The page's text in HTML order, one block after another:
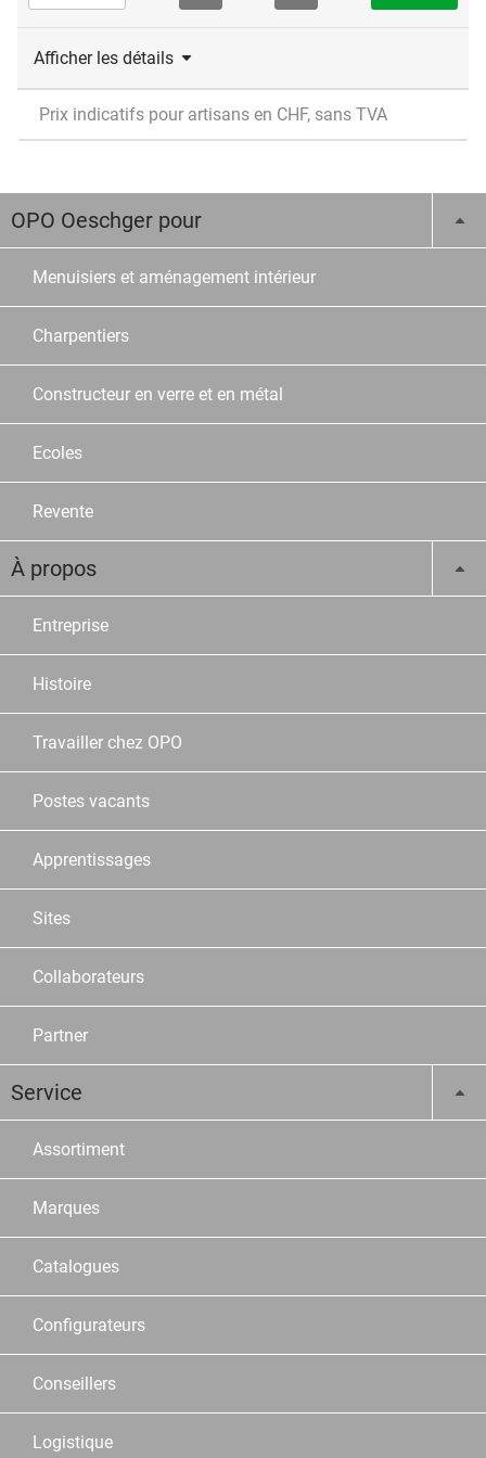
Afficher les détails
Prix indicatifs pour artisans en CHF, sans TVA
OPO Oeschger pour
Menuisiers et aménagement intérieur
Charpentiers
Constructeur en verre et en métal
Ecoles
Revente
À propos
Entreprise
Histoire
Travailler chez OPO
Postes vacants
Apprentissages
Sites
Collaborateurs
Partner
Service
Assortiment
Marques
Catalogues
Configurateurs
Conseillers
Logistique